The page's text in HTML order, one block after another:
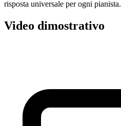
risposta universale per ogni pianista.
Video dimostrativo